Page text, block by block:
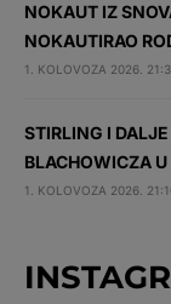
NOKAUT IZ
NOKAUTIRAO
1. KOLOVOZA 2026.
STIRLING I
BLACHOWICZA U
1. KOLOVOZA 2026.